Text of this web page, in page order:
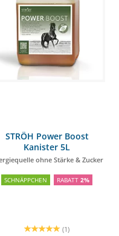
Pferde-Zaubertrank auf B12-
STRÖH Power Boost
Kanister 5L
ohne Stärke & Zucker
SCHNÄPPCHEN RABATT 2%
(1)